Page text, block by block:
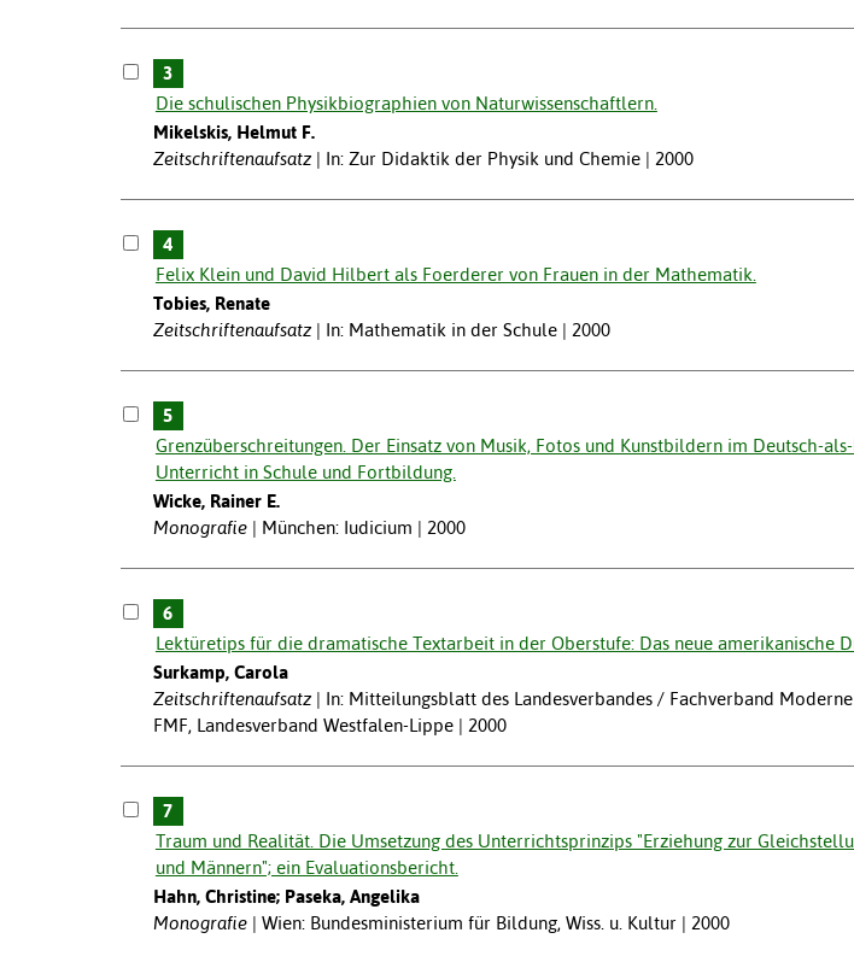
3
Die schulischen Physikbiographien von Naturwissenschaftlern.
Mikelskis, Helmut F.
Zeitschriftenaufsatz
In: Zur Didaktik der Physik und Chemie | 2000
4
Felix Klein und David Hilbert als Foerderer von Frauen in der Mathematik.
Tobies, Renate
Zeitschriftenaufsatz
In: Mathematik in der Schule | 2000
5
Grenzüberschreitungen. Der Einsatz von Musik, Fotos und Kunstbildern im Deutsch-
Unterricht in Schule und Fortbildung.
Wicke, Rainer E.
Monografie
München: Iudicium | 2000
6
Lektüretips für die dramatische Textarbeit in der Oberstufe: Das neue amerikanische
Surkamp, Carola
Zeitschriftenaufsatz
In: Mitteilungsblatt des Landesverbandes / Fachverband
FMF, Landesverband Westfalen-Lippe | 2000
7
Traum und Realität. Die Umsetzung des Unterrichtsprinzips "Erziehung zur
und Männern"; ein Evaluationsbericht.
Hahn, Christine; Paseka, Angelika
Monografie
Wien: Bundesministerium für Bildung, Wiss. u. Kultur | 2000